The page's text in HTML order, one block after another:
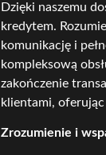
Dzięki naszemu
kredytem.
komunikację i
kompleksową
zakończenie
klientami,
Zrozumienie i